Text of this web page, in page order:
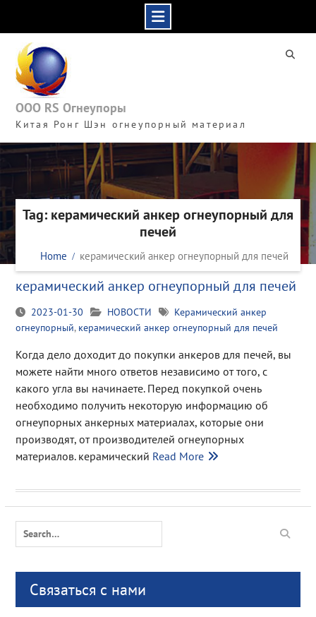
content
ООО RS Огнеупоры
Китая Ронг Шэн огнеупорный материал
Tag: керамический анкер огнеупорный для
печей
Home керамический анкер огнеупорный для печей
керамический анкер огнеупорный для печей
2023-01-30 НОВОСТИ
Керамический анкер
огнеупорный, керамический анкер огнеупорный для печей
Когда дело доходит до покупки анкеров для печей, вы
можете найти много ответов независимо от того, с
какого угла вы начинаете. Перед покупкой очень
необходимо получить некоторую информацию об
огнеупорных анкерных материалах, которые они
производят, от производителей огнеупорных
материалов. керамический Read More
Search
for:
Связаться с нами